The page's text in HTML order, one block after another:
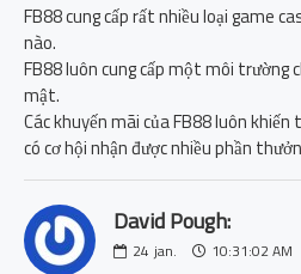
FB88 cung cấp rất nhiều loại game
nào.
FB88 luôn cung cấp một môi trường
mật.
Các khuyến mãi của FB88 luôn
có cơ hội nhận được nhiều phần
David Pough:
24 jan. 10:31:02 AM